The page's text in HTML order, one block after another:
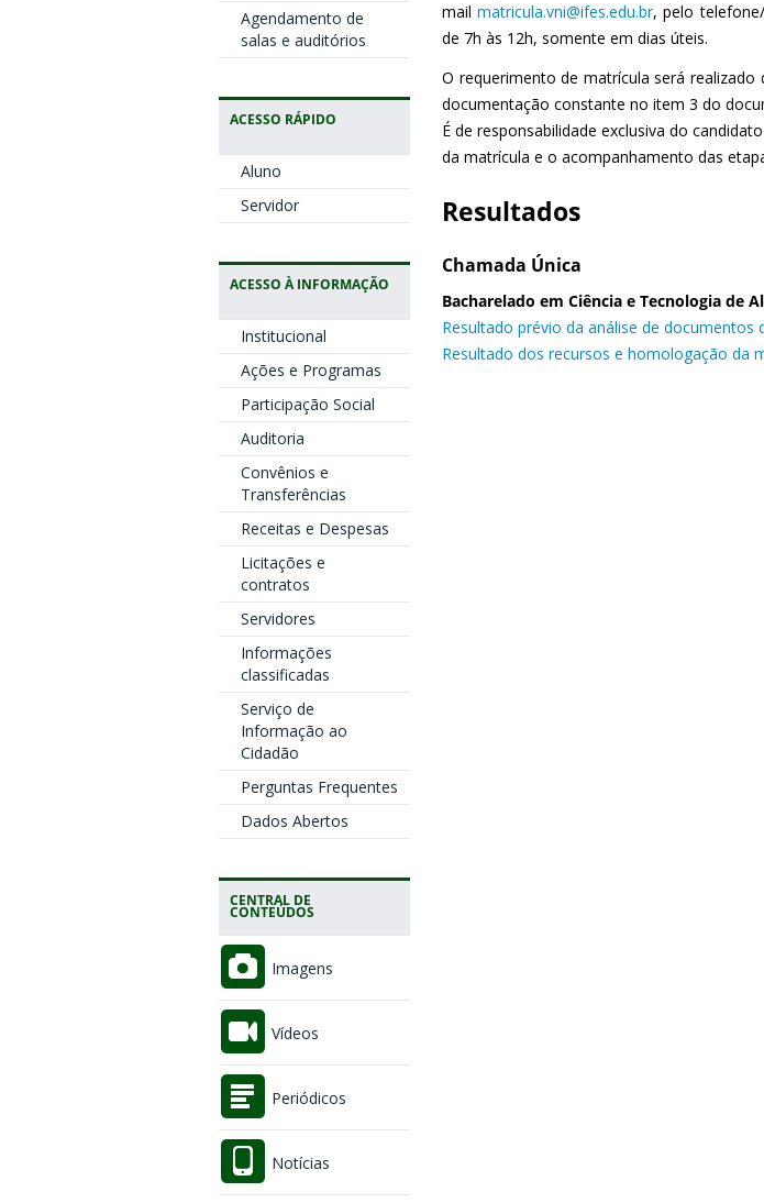
Agendamento de
salas e auditórios
ACESSO RÁPIDO
Aluno
Servidor
ACESSO À INFORMAÇÃO
Institucional
Ações e Programas
Participação Social
Auditoria
Convênios e
Transferências
Receitas e Despesas
Licitações e
contratos
Servidores
Informações
classificadas
Serviço de
Informação ao
Cidadão
Perguntas Frequentes
Dados Abertos
CENTRAL DE
CONTEÚDOS
Imagens
Vídeos
Periódicos
Notícias
mailmatricula.vni@ifes.edu.br, pelo
de 7h às 12h, somente em dias úteis.
O requerimento de matrícula será
documentação constante no item 3 do
É de responsabilidade exclusiva do
da matrícula e o acompanhamento das
Resultados
Chamada Única
Bacharelado em Ciência e Tecnologia de
Resultado prévio da análise de documentos
Resultado dos recursos e homologação da